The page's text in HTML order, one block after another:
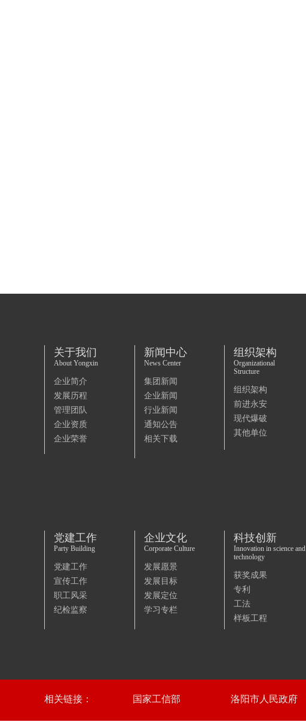
相关链接： 国家工信部 洛阳市人民政府
关于我们
About Yongxin
企业简介
发展历程
管理团队
企业资质
企业荣誉
新闻中心
News Center
集团新闻
企业新闻
行业新闻
通知公告
相关下载
企业文化
Corporate Culture
发展愿景
发展目标
发展定位
学习专栏
组织架构
Organizational
Structure
组织架构
前进永安
现代爆破
其他单位
党建工作
Party Building
党建工作
宣传工作
职工风采
纪检监察
科技创新
Innovation in science and
technology
获奖成果
专利
工法
样板工程